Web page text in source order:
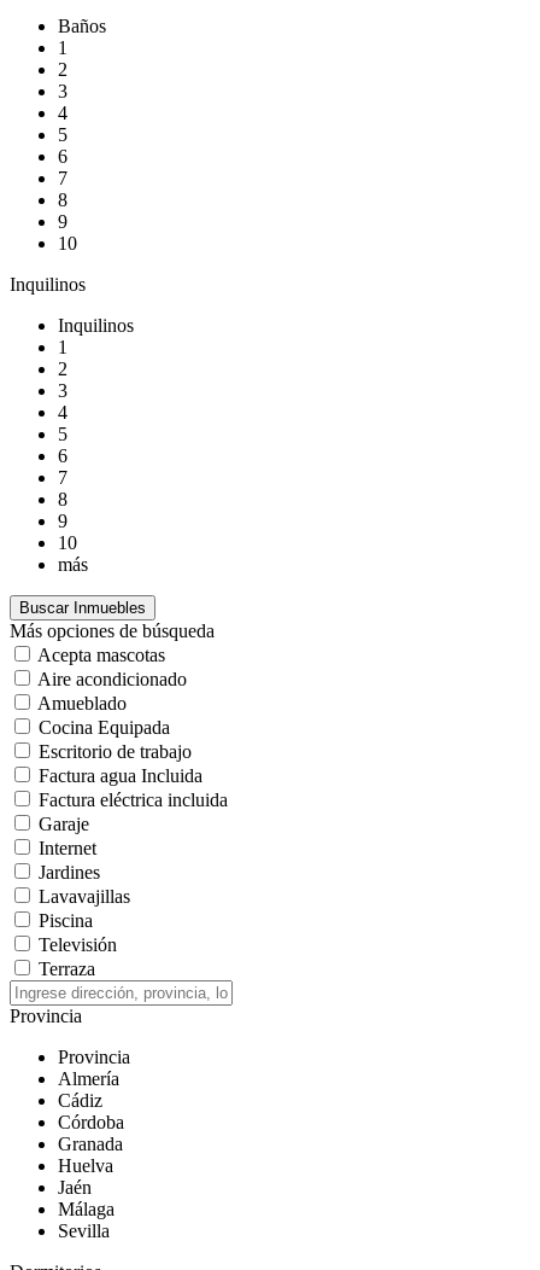
Baños
1
2
3
4
5
6
7
8
9
10
Inquilinos
Inquilinos
1
2
3
4
5
6
7
8
9
10
más
Más opciones de búsqueda
Acepta mascotas
Aire acondicionado
Amueblado
Cocina Equipada
Escritorio de trabajo
Factura agua Incluida
Factura eléctrica incluida
Garaje
Internet
Jardines
Lavavajillas
Piscina
Televisión
Terraza
Provincia
Provincia
Almería
Cádiz
Córdoba
Granada
Huelva
Jaén
Málaga
Sevilla